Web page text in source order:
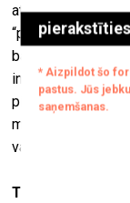
atomenerģiju, es
“proatomisku”.
baiss ļaunums vai
interesē
piekrastes
milzīgais
varenāko visā
Tā pilnībā mainīs